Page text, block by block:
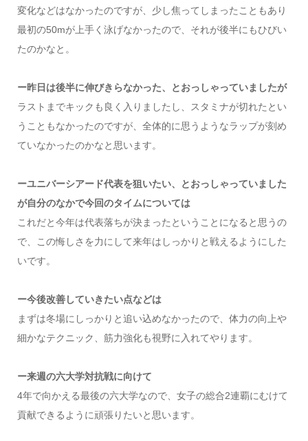
変化などはなかったのですが、少し焦ってしまったこともあり
最初の50mが上手く泳げなかったので、それが後半にもひびい
たのかなと。
ー昨日は後半に伸びきらなかった、とおっしゃっていましたが
ラストまでキックも良く入りましたし、スタミナが切れたとい
うこともなかったのですが、全体的に思うようなラップが刻め
ていなかったのかなと思います。
ーユニバーシアード代表を狙いたい、とおっしゃっていました
が自分のなかで今回のタイムについては
これだと今年は代表落ちが決まったということになると思うの
で、この悔しさを力にして来年はしっかりと戦えるようにした
いです。
ー今後改善していきたい点などは
まずは冬場にしっかりと追い込めなかったので、体力の向上や
細かなテクニック、筋力強化も視野に入れてやります。
ー来週の六大学対抗戦に向けて
4年で向かえる最後の六大学なので、女子の総合2連覇にむけて
貢献できるように頑張りたいと思います。